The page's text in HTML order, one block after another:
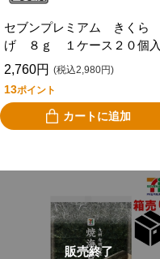
セブンプレミアム きくら
げ ８ｇ １ケース２０個入
2,760円 (税込2,980円)
13ポイント
カートに追加
販売終了